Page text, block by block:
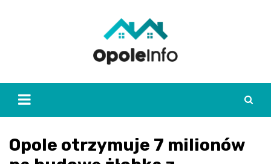
Opole otrzymuje 7 milionów